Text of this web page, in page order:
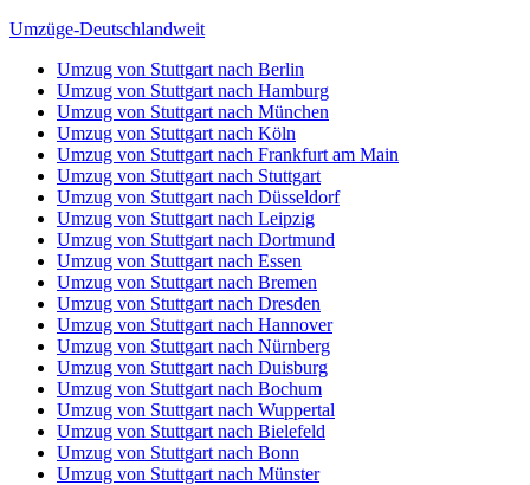
Umzüge-Deutschlandweit
Umzug von Stuttgart nach Berlin
Umzug von Stuttgart nach Hamburg
Umzug von Stuttgart nach München
Umzug von Stuttgart nach Köln
Umzug von Stuttgart nach Frankfurt am Main
Umzug von Stuttgart nach Stuttgart
Umzug von Stuttgart nach Düsseldorf
Umzug von Stuttgart nach Leipzig
Umzug von Stuttgart nach Dortmund
Umzug von Stuttgart nach Essen
Umzug von Stuttgart nach Bremen
Umzug von Stuttgart nach Dresden
Umzug von Stuttgart nach Hannover
Umzug von Stuttgart nach Nürnberg
Umzug von Stuttgart nach Duisburg
Umzug von Stuttgart nach Bochum
Umzug von Stuttgart nach Wuppertal
Umzug von Stuttgart nach Bielefeld
Umzug von Stuttgart nach Bonn
Umzug von Stuttgart nach Münster